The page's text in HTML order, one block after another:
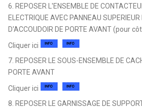
6. REPOSER L'ENSEMBLE DE
ELECTRIQUE AVEC PANNEAU SUPERIEUR
D'ACCOUDOIR DE PORTE AVANT (pour
Cliquer ici
7. REPOSER LE SOUS-ENSEMBLE DE
PORTE AVANT
Cliquer ici
8. REPOSER LE GARNISSAGE DE